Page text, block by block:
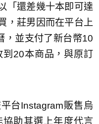
「還差幾十本即可達
，莊男因而在平台上
，並支付了新台幣10
20本商品，與原訂
台Instagram販售烏
助其選上年度代言